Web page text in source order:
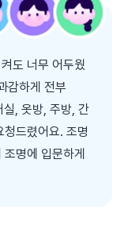
도 너무 어두웠
감하게 전부
, 옷방, 주방, 간
드렸어요. 조명
명에 입문하게